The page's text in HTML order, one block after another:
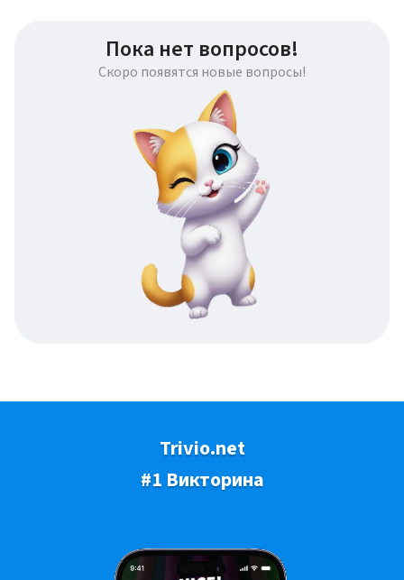
Пока нет вопросов!
Скоро появятся новые вопросы!
Trivio.net
#1 Викторина